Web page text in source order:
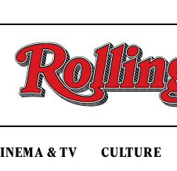
& TV CULTURE